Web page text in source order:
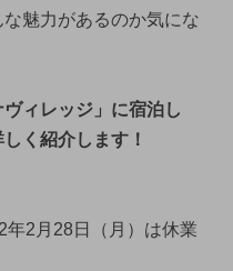
魅力があるのか気にな
ィレッジ」に宿泊し
く紹介します！
2月28日（月）は休業